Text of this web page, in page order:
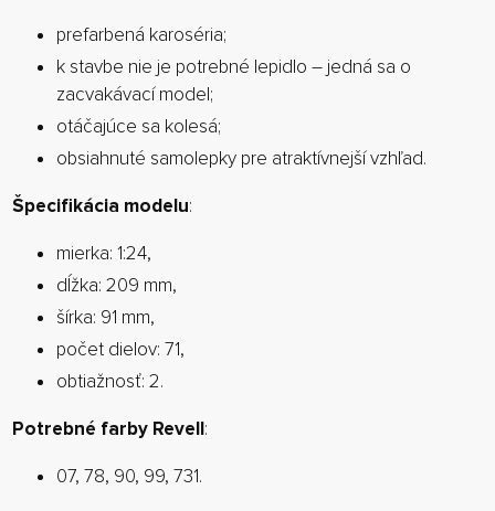
prefarbená karoséria;
k stavbe nie je potrebné lepidlo – jedná sa o
zacvakávací model;
otáčajúce sa kolesá;
obsiahnuté samolepky pre atraktívnejší vzhľad.
Špecifikácia modelu:
mierka: 1:24,
dĺžka: 209 mm,
šírka: 91 mm,
počet dielov: 71,
obtiažnosť: 2.
Potrebné farby Revell:
07, 78, 90, 99, 731.